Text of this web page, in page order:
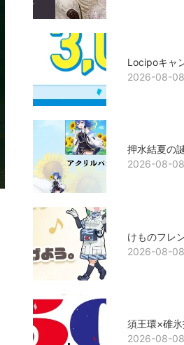
Locipoキャ
2026-08-
押水結夏の
2026-08-
けものフレ
2026-08-
須王環×碓
2026-08-